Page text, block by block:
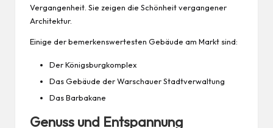
Vergangenheit. Sie zeigen die Schönheit vergangener
Architektur.
Einige der bemerkenswertesten Gebäude am Markt sind:
Der Königsburgkomplex
Das Gebäude der Warschauer Stadtverwaltung
Das Barbakane
Genuss und Entspannung